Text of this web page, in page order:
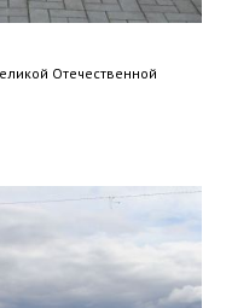
Отечественной